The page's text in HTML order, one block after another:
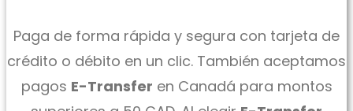
Paga de forma rápida y segura con tarjeta de
crédito o débito en un clic. También aceptamos
pagos E-Transfer en Canadá para montos